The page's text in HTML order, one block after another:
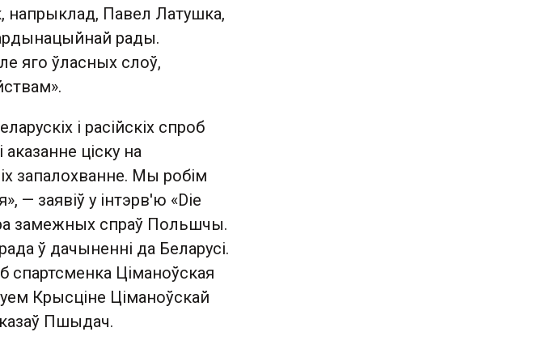
напрыклад, Павел Латушка,
рады.
яго ўласных слоў,
і расійскіх спроб
ціску на
запалохванне. Мы робім
— заявіў у інтэрв'ю «Die
замежных спраў Польшчы.
ў дачыненні да Беларусі.
Ціманоўская
Крысціне Ціманоўскай
Пшыдач.